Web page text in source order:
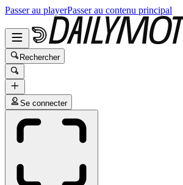
Passer au playerPasser au contenu principal
Rechercher
Se connecter